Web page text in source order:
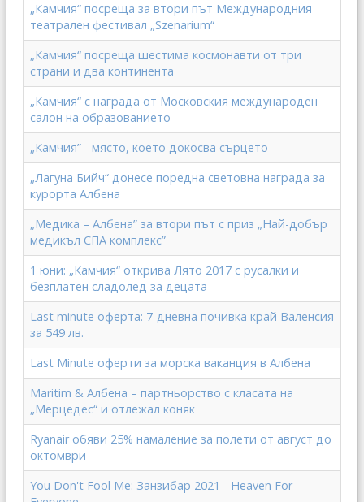
„Камчия“ посреща за втори път Международния
театрален фестивал „Szenarium“
„Камчия“ посреща шестима космонавти от три
страни и два континента
„Камчия“ с награда от Московския международен
салон на образованието
„Камчия” - място, което докосва сърцето
„Лагуна Бийч“ донесе поредна световна награда за
курорта Албена
„Медика – Албена” за втори път с приз „Най-добър
медикъл СПА комплекс”
1 юни: „Камчия“ открива Лято 2017 с русалки и
безплатен сладолед за децата
Last minute оферта: 7-дневна почивка край Валенсия
за 549 лв.
Last Minute оферти за морска ваканция в Албена
Maritim & Албена – партньорство с класата на
„Мерцедес“ и отлежал коняк
Ryanair обяви 25% намаление за полети от август до
октомври
You Don't Fool Me: Занзибар 2021 - Heaven For